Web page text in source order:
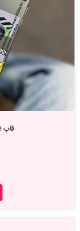
قاب off white مونالیزا کد-۱۰۴۶۰۳